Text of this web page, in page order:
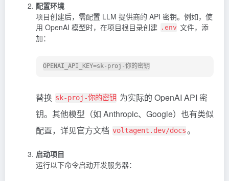
配置环境
项目创建后，需配置 LLM 提供商的 API 密钥。例如，使
用 OpenAI 模型时，在项目根目录创建 .env 文件，添
加：
替换 sk-proj-你的密钥 为实际的 OpenAI API 密
钥。其他模型（如 Anthropic、Google）也有类似
配置，详见官方文档 voltagent.dev/docs。
启动项目
运行以下命令启动开发服务器：